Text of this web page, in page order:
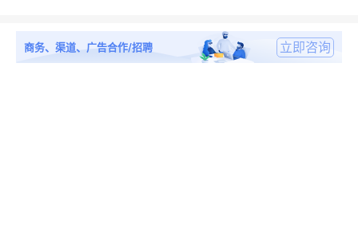
商务、渠道、广告合作/招聘 立即咨询